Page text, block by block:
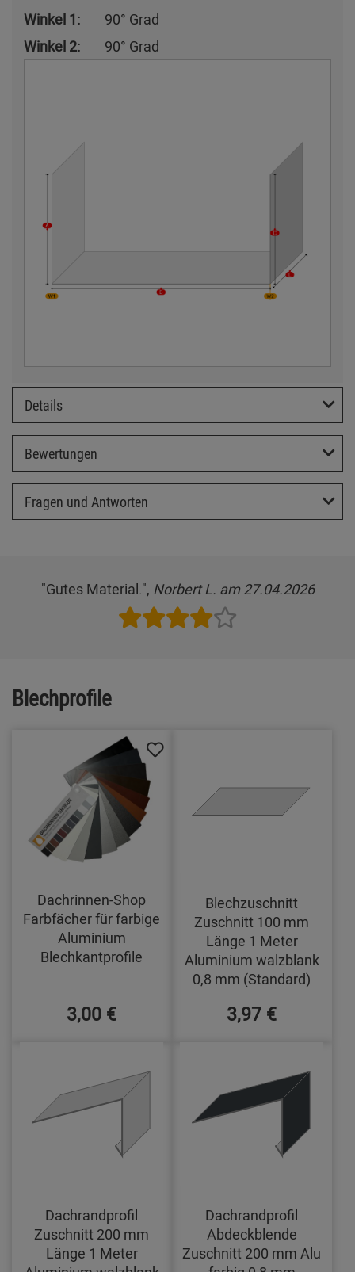
Winkel 1:
90° Grad
Winkel 2:
90° Grad
Details
Bewertungen
Fragen und Antworten
"Gutes Material.", Norbert L. am 27.04.2026
Blechprofile
Dachrinnen-Shop
Farbfächer für farbige
Aluminium
Blechkantprofile
3,00 €
Blechzuschnitt
Zuschnitt 100 mm
Länge 1 Meter
Aluminium walzblank
0,8 mm (Standard)
3,97 €
Dachrandprofil
Zuschnitt 200 mm
Länge 1 Meter
Dachrandprofil
Abdeckblende
Zuschnitt 200 mm Alu